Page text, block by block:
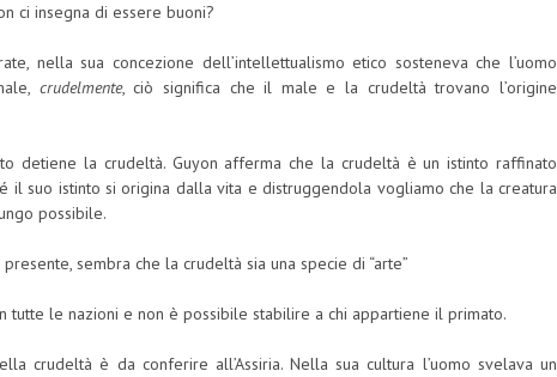
ci insegna di essere buoni?
nella sua concezione dell’intellettualismo etico sosteneva che l’uomo
crudelmente, ciò significa che il male e la crudeltà trovano l’origine
detiene la crudeltà. Guyon afferma che la crudeltà è un istinto raffinato
suo istinto si origina dalla vita e distruggendola vogliamo che la creatura
possibile.
sembra che la crudeltà sia una specie di “arte”
tutte le nazioni e non è possibile stabilire a chi appartiene il primato.
crudeltà è da conferire all’Assiria. Nella sua cultura l’uomo svelava un